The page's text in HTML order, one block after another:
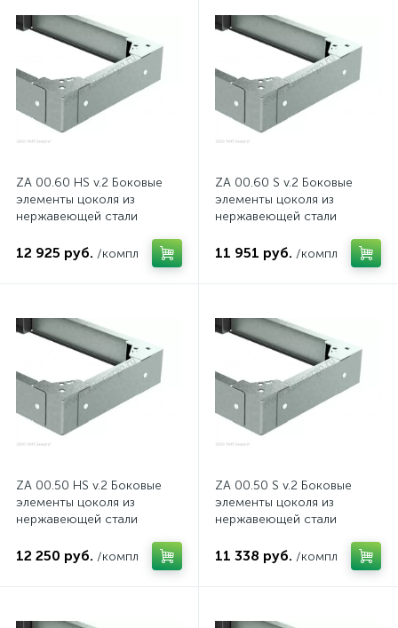
ZA 00.60 HS v.2 Боковые
элементы цоколя из
нержавеющей стали
12 925 руб. /компл
ZA 00.60 S v.2 Боковые
элементы цоколя из
нержавеющей стали
11 951 руб. /компл
ZA 00.50 HS v.2 Боковые
элементы цоколя из
нержавеющей стали
12 250 руб. /компл
ZA 00.50 S v.2 Боковые
элементы цоколя из
нержавеющей стали
11 338 руб. /компл